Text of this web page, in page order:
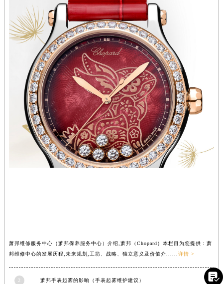
萧邦维修服务中心（萧邦保养服务中心）介绍,萧邦（Chopard）本栏目为您提供：萧
邦维修中心的发展历程,未来规划,工坊、战略、独立意义及价值介...... 详情 >
2 萧邦手表起雾的影响（手表起雾维护建议）
